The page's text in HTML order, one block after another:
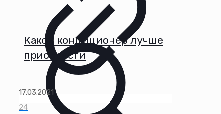
Какой кондиционер лучше
приобрести
17.03.2021
24